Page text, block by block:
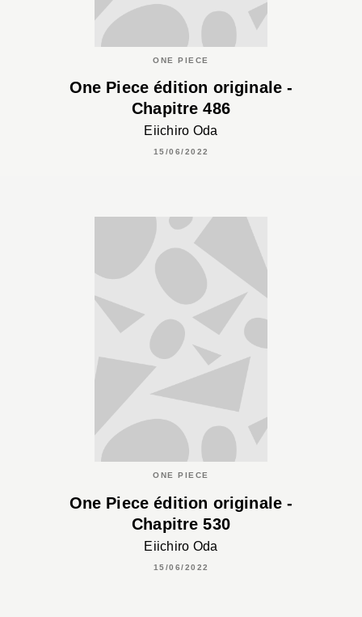
ONE PIECE
One Piece édition originale -
Chapitre 486
Eiichiro Oda
15/06/2022
ONE PIECE
One Piece édition originale -
Chapitre 530
Eiichiro Oda
15/06/2022